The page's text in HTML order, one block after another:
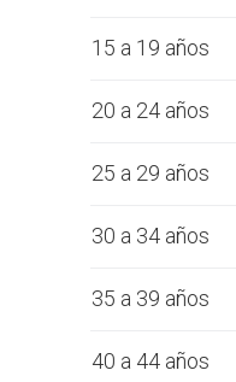
15 a 19 años
20 a 24 años
25 a 29 años
30 a 34 años
35 a 39 años
40 a 44 años